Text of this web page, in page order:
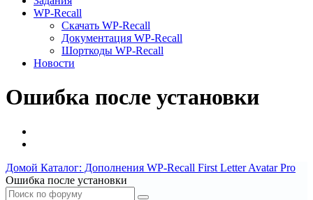
WP-Recall
Скачать WP-Recall
Документация WP-Recall
Шорткоды WP-Recall
Новости
Ошибка после установки
Домой Каталог: Дополнения WP-Recall First Letter Avatar Pro
Ошибка после установки